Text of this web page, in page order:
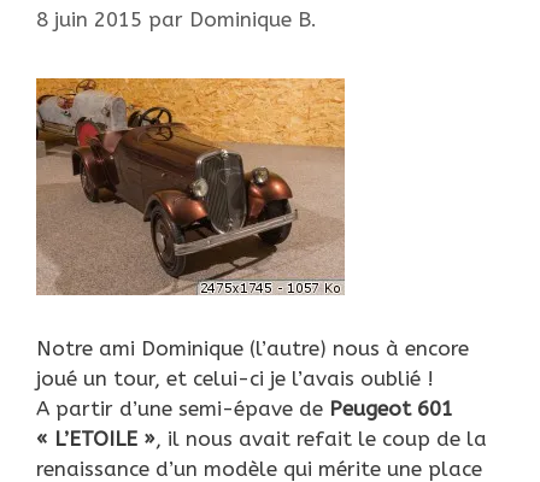
8 juin 2015 par Dominique B.
Notre ami Dominique (l’autre) nous à encore
joué un tour, et celui-ci je l’avais oublié !
A partir d’une semi-épave de Peugeot 601
« L’ETOILE », il nous avait refait le coup de la
renaissance d’un modèle qui mérite une place